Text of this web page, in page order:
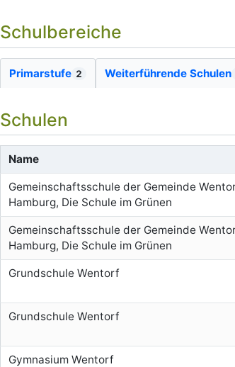
Schulbereiche
Primarstufe 2 Weiterführende Schulen
Schulen
Name
Gemeinschaftsschule der Gemeinde
Hamburg, Die Schule im Grünen
Gemeinschaftsschule der Gemeinde
Hamburg, Die Schule im Grünen
Grundschule Wentorf
Grundschule Wentorf
Gymnasium Wentorf